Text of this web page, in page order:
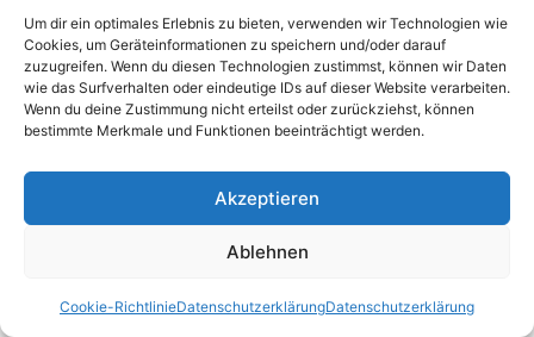
Um dir ein optimales Erlebnis zu bieten, verwenden wir Technologien wie
Cookies, um Geräteinformationen zu speichern und/oder darauf
zuzugreifen. Wenn du diesen Technologien zustimmst, können wir Daten
wie das Surfverhalten oder eindeutige IDs auf dieser Website verarbeiten.
Wenn du deine Zustimmung nicht erteilst oder zurückziehst, können
bestimmte Merkmale und Funktionen beeinträchtigt werden.
Akzeptieren
Ablehnen
Cookie-RichtlinieDatenschutzerklärungDatenschutzerklärung